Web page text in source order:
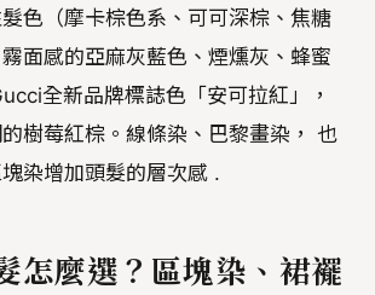
色（摩卡棕色系、可可深棕、焦糖
面感的亞麻灰藍色、煙燻灰、蜂蜜
全新品牌標誌色「安可拉紅」，
樹莓紅棕。線條染、巴黎畫染， 也
染增加頭髮的層次感 .
怎麼選？區塊染、裙襬